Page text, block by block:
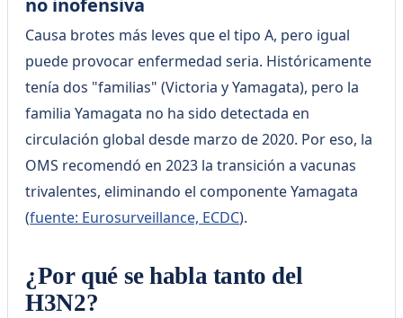
no inofensiva
Causa brotes más leves que el tipo A, pero igual
puede provocar enfermedad seria. Históricamente
tenía dos "familias" (Victoria y Yamagata), pero la
familia Yamagata no ha sido detectada en
circulación global desde marzo de 2020. Por eso, la
OMS recomendó en 2023 la transición a vacunas
trivalentes, eliminando el componente Yamagata
(fuente: Eurosurveillance, ECDC).
¿Por qué se habla tanto del
H3N2?